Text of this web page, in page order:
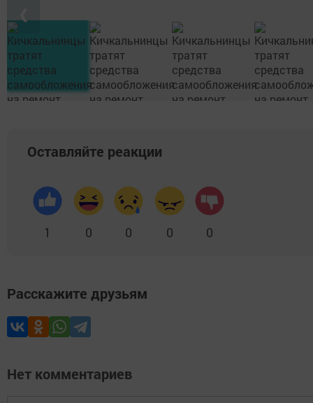
Оставляйте реакции
1 0 0 0 0
Расскажите друзьям
Нет комментариев